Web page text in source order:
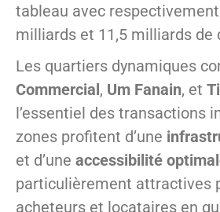
tableau avec
milliards et 11,5 milliards de
Les quartiers dynamiques
Commercial, Um Fanain, et
l’essentiel des transactions
zones profitent d’une
et d’une accessibilité
particulièrement attractives
acheteurs et locataires en